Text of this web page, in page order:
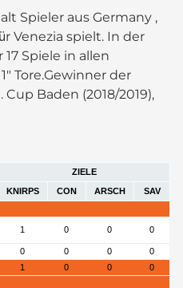
Spieler aus Germany ,
Venezia spielt. In der
Spiele in allen
Tore.Gewinner der
Baden (2018/2019),
ZIELE
KNIRPS CON ARSCH
SAV
1 0 0 0
0 0 0
0
1 0 0
0